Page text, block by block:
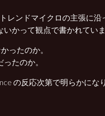
レンドマイクロの主張に沿
いかって観点で書かれてい
ったのか。
たのか。
の反応次第で明らかにな